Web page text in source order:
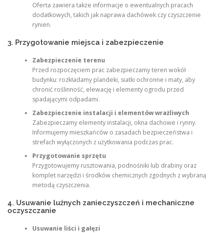
Oferta zawiera także informacje o ewentualnych pracach
dodatkowych, takich jak naprawa dachówek czy czyszczenie
rynien.
3. Przygotowanie miejsca i zabezpieczenie
Zabezpieczenie terenu
Przed rozpoczęciem prac zabezpieczamy teren wokół
budynku: rozkładamy plandeki, siatki ochronne i maty, aby
chronić roślinność, elewację i elementy ogrodu przed
spadającymi odpadami.
Zabezpieczenie instalacji i elementów wrażliwych
Zabezpieczamy elementy instalacji, okna dachowe i rynny.
Informujemy mieszkańców o zasadach bezpieczeństwa i
strefach wyłączonych z użytkowania podczas prac.
Przygotowanie sprzętu
Przygotowujemy rusztowania, podnośniki lub drabiny oraz
komplet narzędzi i środków chemicznych zgodnych z wybraną
metodą czyszczenia.
4. Usuwanie luźnych zanieczyszczeń i mechaniczne
oczyszczanie
Usuwanie liści i gałęzi